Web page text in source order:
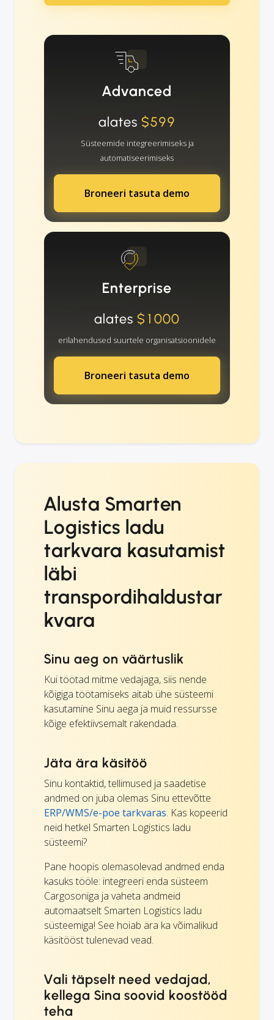
Advanced
alates $599
Süsteemide integreerimiseks ja
automatiseerimiseks
Broneeri tasuta demo
Enterprise
alates $1000
erilahendused suurtele organisatsioonidele
Broneeri tasuta demo
Alusta Smarten
Logistics ladu
tarkvara kasutamist
läbi
transpordihaldustar
kvara
Sinu aeg on väärtuslik
Kui töötad mitme vedajaga, siis nende
kõigiga töötamiseks aitab ühe süsteemi
kasutamine Sinu aega ja muid ressursse
kõige efektiivsemalt rakendada.
Jäta ära käsitöö
Sinu kontaktid, tellimused ja saadetise
andmed on juba olemas Sinu ettevõtte
ERP/WMS/e-poe tarkvaras. Kas kopeerid
neid hetkel Smarten Logistics ladu
süsteemi?
Pane hoopis olemasolevad andmed enda
kasuks tööle: integreeri enda süsteem
Cargosoniga ja vaheta andmeid
automaatselt Smarten Logistics ladu
süsteemiga! See hoiab ära ka võimalikud
käsitööst tulenevad vead.
Vali täpselt need vedajad,
kellega Sina soovid koostööd
teha